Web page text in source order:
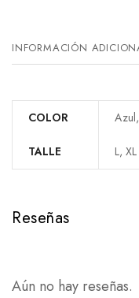
INFORMACIÓN
COLOR
TALLE L, XL
Reseñas
Aún no hay reseñas.